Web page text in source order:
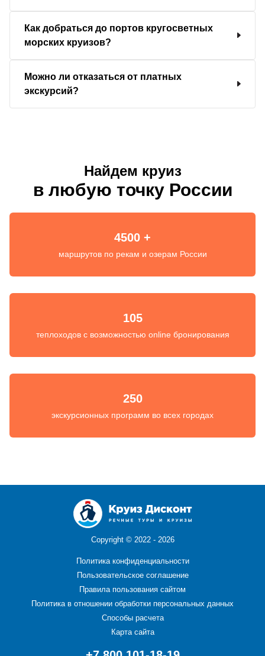
Как добраться до портов кругосветных
морских круизов?
Можно ли отказаться от платных
экскурсий?
Найдем круиз
в любую точку России
4500 +
маршрутов по рекам и озерам России
105
теплоходов с возможностью online бронирования
250
экскурсионных программ во всех городах
Copyright © 2022 - 2026
Политика конфиденциальности
Пользовательское соглашение
Правила пользования сайтом
Политика в отношении обработки персональных данных
Способы расчета
Карта сайта